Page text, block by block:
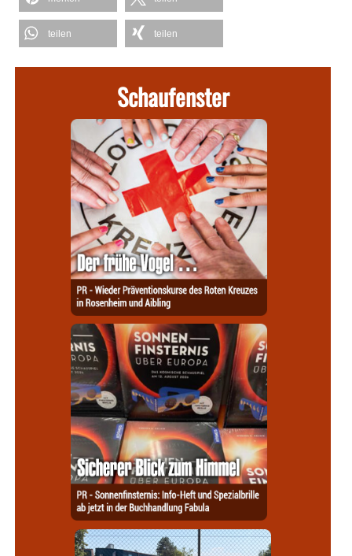
teilen teilen
Schaufenster